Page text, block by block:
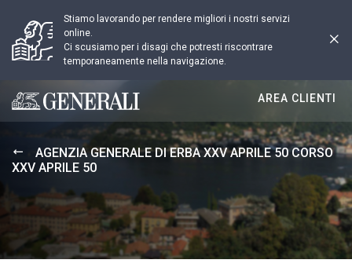
Stiamo lavorando per rendere migliori i nostri servizi
online.
Ci scusiamo per i disagi che potresti riscontrare
temporaneamente nella navigazione.
Generali logo
AREA CLIENTI
AGENZIA GENERALE DI ERBA XXV APRILE 50 CORSO
XXV APRILE 50